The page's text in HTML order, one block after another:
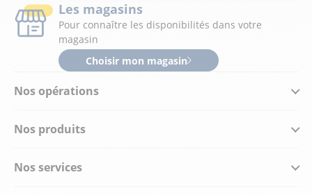
Nos opérations
Nos produits
Nos services
Les magasins
Pour connaître les disponibilités dans votre
magasin
Choisir mon magasin